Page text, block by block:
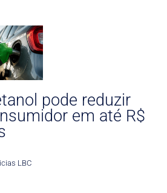
pode reduzir
em até R$
LBC